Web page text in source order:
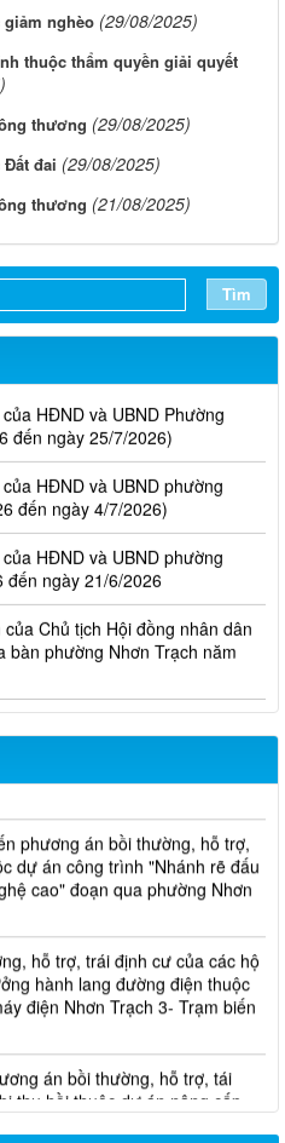
giảm nghèo (29/08/2025)
thuộc thẩm quyền giải quyết
thương (29/08/2025)
Đất đai (29/08/2025)
thương (21/08/2025)
Tìm
HĐND và UBND phường
đến ngày 08/08/2026)
HĐND và UBND Phường
đến ngày 25/7/2026)
HĐND và UBND phường
đến ngày 4/7/2026)
HĐND và UBND phường
ngày 21/6/2026
Chủ tịch Hội đồng nhân dân
bàn phường Nhơn Trạch năm
hỗ trợ, tái định cư
trúng tuyển (nguyện vọng 1)
phương án bồi thường, hỗ trợ,
dự án công trình "Nhánh rẽ đấu
cao" đoạn qua phường Nhơn
hỗ trợ, trái định cư của các hộ
hành lang đường điện thuộc
điện Nhơn Trạch 3- Trạm biến
án bồi thường, hỗ trợ, tái
thu hồi thuộc dự án nâng cấp
huyện Nhơn Trạch ra Quốc lộ
Nhơn Trạch